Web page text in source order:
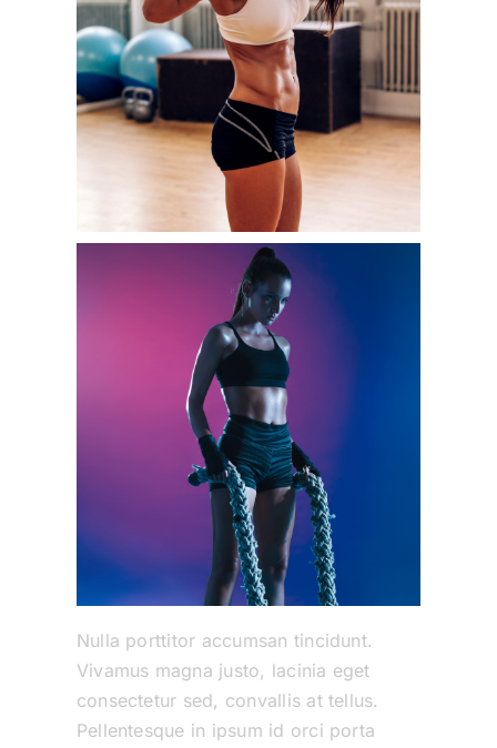
Nulla porttitor accumsan tincidunt.
Vivamus magna justo, lacinia eget
consectetur sed, convallis at tellus.
Pellentesque in ipsum id orci porta